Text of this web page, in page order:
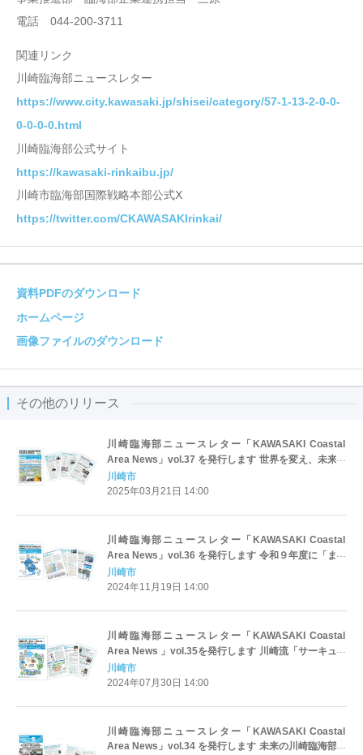
電話 044-200-3711
関連リンク
川崎臨海部ニュースレター
https://www.city.kawasaki.jp/shisei/category/57-1-13-2-0-0-
0-0-0-0.html
川崎臨海部公式サイト
https://kawasaki-rinkaibu.jp/
川崎市臨海部国際戦略本部公式Ⅹ
https://twitter.com/CKAWASAKIrinkai/
資料PDFのダウンロード
ホームページ
画像ファイルのダウンロード
その他のリリース
川崎臨海部ニュースレター「KAWASAKI Coastal
Area News」vol.37 を発行します 世界を変え、未来を
変える拠点、キングスカイフロント ～川崎臨海部で進
む最先端の研究開発～
川崎市
2025年03月21日 14:00
川崎臨海部ニュースレター「KAWASAKI Coastal
Area News」vol.36 を発行します 令和９年度に「まち
びらき」を予定！ 南渡田地区で進む新たな産業拠点
形成
川崎市
2024年11月19日 14:00
川崎臨海部ニュースレター「KAWASAKI Coastal
Area News 」vol.35を発行します 川崎流「サーキュラ
ーエコノミー」～サステナブルな「循環型社会」を形
成～
川崎市
2024年07月30日 14:00
川崎臨海部ニュースレター「KAWASAKI Coastal
Area News」vol.34 を発行します 未来の川崎臨海部を